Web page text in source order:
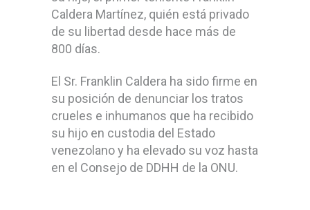
Caldera Martínez, quién está privado
de su libertad desde hace más de
800 días.
El Sr. Franklin Caldera ha sido firme en
su posición de denunciar los tratos
crueles e inhumanos que ha recibido
su hijo en custodia del Estado
venezolano y ha elevado su voz hasta
en el Consejo de DDHH de la ONU.